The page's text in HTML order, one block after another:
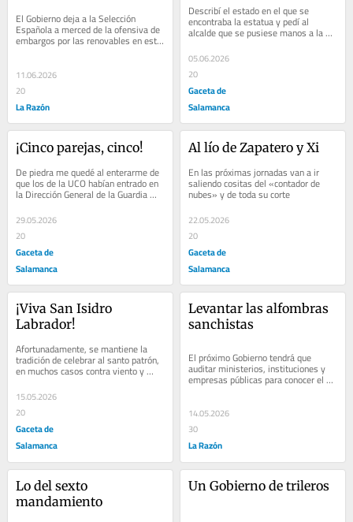
El Gobierno deja a la Selección
Española a merced de la ofensiva de
embargos por las renovables en este
país, que es uno de los anfitriones
11.06.2026
20
La Razón
Describí el estado en el que se
encontraba la estatua y pedí al
alcalde que se pusiese manos a la
05.06.2026
20
Gaceta de
Salamanca
¡Cinco parejas, cinco!
De piedra me quedé al enterarme de
que los de la UCO habían entrado en
la Dirección General de la Guardia
29.05.2026
20
Gaceta de
Salamanca
Al lío de Zapatero y Xi
En las próximas jornadas van a ir
saliendo cositas del «contador de
nubes» y de toda su corte
22.05.2026
20
Gaceta de
Salamanca
¡Viva San Isidro
Labrador!
Afortunadamente, se mantiene la
tradición de celebrar al santo patrón,
en muchos casos contra viento y
15.05.2026
20
Gaceta de
Salamanca
Levantar las alfombras
sanchistas
El próximo Gobierno tendrá que
auditar ministerios, instituciones y
empresas públicas para conocer el
alcance de los excesos del sanchismo
14.05.2026
30
La Razón
Lo del sexto
mandamiento
Un Gobierno de trileros